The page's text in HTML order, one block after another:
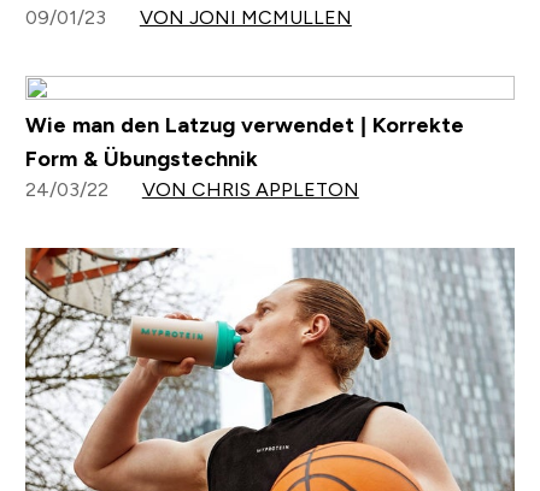
09/01/23 VON JONI MCMULLEN
Wie man den Latzug verwendet | Korrekte
Form & Übungstechnik
24/03/22 VON CHRIS APPLETON